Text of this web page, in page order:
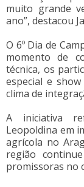
muito grande
ano”, destacou
O 6º Dia de
momento de
técnica, os
especial e
clima de
A iniciativa
Leopoldina em
agrícola no
região
promissoras no